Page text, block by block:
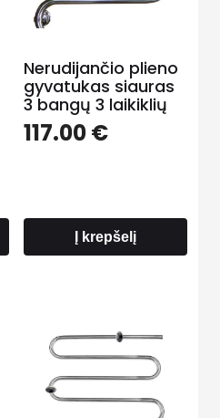
Nerudijančio plieno
gyvatukas siauras
3 bangų 3 laikiklių
117.00€
Į krepšelį